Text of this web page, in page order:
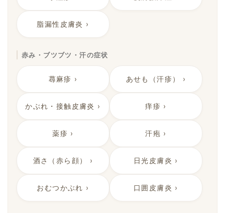
脂漏性皮膚炎 ›
赤み・ブツブツ・汗の症状
蕁麻疹 › あせも（汗疹） ›
かぶれ・接触皮膚炎 › 痒疹 ›
薬疹 › 汗疱 ›
酒さ（赤ら顔） › 日光皮膚炎 ›
おむつかぶれ › 口囲皮膚炎 ›